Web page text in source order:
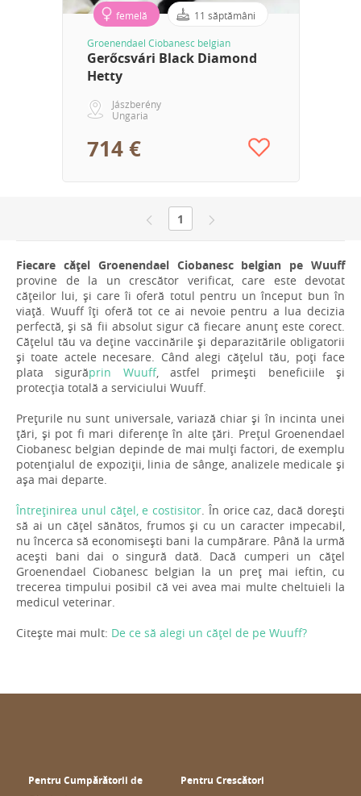
femelă 11 săptămâni
Groenendael Ciobanesc belgian
Gerőcsvári Black Diamond
Hetty
Jászberény
Ungaria
714 €
1
Fiecare cățel Groenendael Ciobanesc belgian pe Wuuff
provine de la un crescător verificat, care este devotat
cățeilor lui, și care îi oferă totul pentru un început bun în
viață. Wuuff îți oferă tot ce ai nevoie pentru a lua decizia
perfectă, și să fii absolut sigur că fiecare anunț este corect.
Cățelul tău va deține vaccinările și deparazitările obligatorii
și toate actele necesare. Când alegi cățelul tău, poți face
plata sigurăprin Wuuff, astfel primești beneficiile și
protecția totală a serviciului Wuuff.
Prețurile nu sunt universale, variază chiar și în incinta unei
țări, și pot fi mari diferențe în alte țări. Prețul Groenendael
Ciobanesc belgian depinde de mai mulți factori, de exemplu
potențialul de expoziții, linia de sânge, analizele medicale și
așa mai departe.
Întreținirea unul cățel, e costisitor. În orice caz, dacă dorești
să ai un cățel sănătos, frumos și cu un caracter impecabil,
nu încerca să economisești bani la cumpărare. Până la urmă
acești bani dai o singură dată. Dacă cumperi un cățel
Groenendael Ciobanesc belgian la un preț mai ieftin, cu
trecerea timpului posibil că vei avea mai multe cheltuieli la
medicul veterinar.
Citește mai mult: De ce să alegi un cățel de pe Wuuff?
Pentru Cumpărătorii de
Pentru Crescători